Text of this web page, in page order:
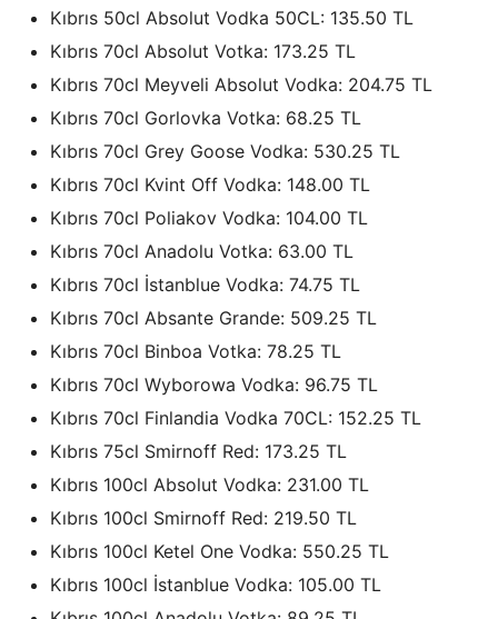
Kıbrıs 50cl Absolut Vodka 50CL: 135.50 TL
Kıbrıs 70cl Absolut Votka: 173.25 TL
Kıbrıs 70cl Meyveli Absolut Vodka: 204.75 TL
Kıbrıs 70cl Gorlovka Votka: 68.25 TL
Kıbrıs 70cl Grey Goose Vodka: 530.25 TL
Kıbrıs 70cl Kvint Off Vodka: 148.00 TL
Kıbrıs 70cl Poliakov Vodka: 104.00 TL
Kıbrıs 70cl Anadolu Votka: 63.00 TL
Kıbrıs 70cl İstanblue Vodka: 74.75 TL
Kıbrıs 70cl Absante Grande: 509.25 TL
Kıbrıs 70cl Binboa Votka: 78.25 TL
Kıbrıs 70cl Wyborowa Vodka: 96.75 TL
Kıbrıs 70cl Finlandia Vodka 70CL: 152.25 TL
Kıbrıs 75cl Smirnoff Red: 173.25 TL
Kıbrıs 100cl Absolut Vodka: 231.00 TL
Kıbrıs 100cl Smirnoff Red: 219.50 TL
Kıbrıs 100cl Ketel One Vodka: 550.25 TL
Kıbrıs 100cl İstanblue Vodka: 105.00 TL